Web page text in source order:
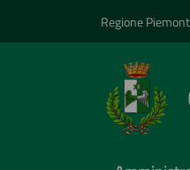
Regione